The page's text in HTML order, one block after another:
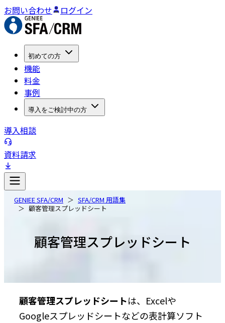
お問い合わせ ログイン
初めての方
機能
料金
事例
導入をご検討中の方
導入相談
資料請求
GENIEE SFA/CRM
SFA/CRM 用語集
顧客管理スプレッドシート
顧客管理スプレッドシート
顧客管理スプレッドシートは、Excelや
Googleスプレッドシートなどの表計算ソフト